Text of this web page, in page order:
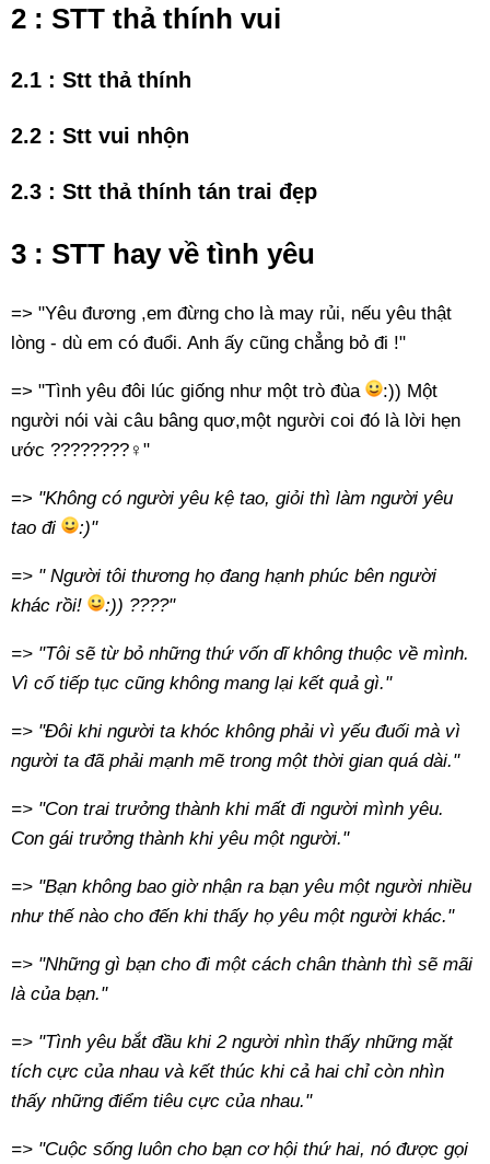
2 : STT thả thính vui
2.1 : Stt thả thính
2.2 : Stt vui nhộn
2.3 : Stt thả thính tán trai đẹp
3 : STT hay về tình yêu
=> "Yêu đương ,em đừng cho là may rủi, nếu yêu thật
lòng - dù em có đuổi. Anh ấy cũng chẳng bỏ đi !"
=> "Tình yêu đôi lúc giống như một trò đùa
:)) Một
người nói vài câu bâng quơ,một người coi đó là lời hẹn
ước ????????‍♀️"
=> "Không có người yêu kệ tao, giỏi thì làm người yêu
tao đi
:)"
=> " Người tôi thương họ đang hạnh phúc bên người
khác rồi!
:)) ????"
=> "Tôi sẽ từ bỏ những thứ vốn dĩ không thuộc về mình.
Vì cố tiếp tục cũng không mang lại kết quả gì."
=> "Đôi khi người ta khóc không phải vì yếu đuối mà vì
người ta đã phải mạnh mẽ trong một thời gian quá dài."
=> "Con trai trưởng thành khi mất đi người mình yêu.
Con gái trưởng thành khi yêu một người."
=> "Bạn không bao giờ nhận ra bạn yêu một người nhiều
như thế nào cho đến khi thấy họ yêu một người khác."
=> "Những gì bạn cho đi một cách chân thành thì sẽ mãi
là của bạn."
=> "Tình yêu bắt đầu khi 2 người nhìn thấy những mặt
tích cực của nhau và kết thúc khi cả hai chỉ còn nhìn
thấy những điểm tiêu cực của nhau."
=> "Cuộc sống luôn cho bạn cơ hội thứ hai, nó được gọi